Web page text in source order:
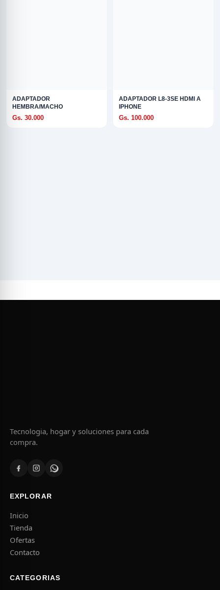
ADAPTADOR
HEMBRA/MACHO
Gs. 30.000
ADAPTADOR L8-3SE HDMI A
IPHONE
Gs. 100.000
Tecnologia, hogar y soluciones para cada
compra.
EXPLORAR
Inicio
Tienda
Ofertas
Contacto
CATEGORIAS